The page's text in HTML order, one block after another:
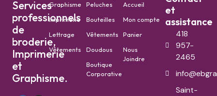
Services
professionnels
de
broderie,
Imprimerie
et
Graphisme.
Graphisme
Imprimerie
Lettrage
Vêtements
Peluches
Bouteilles
Vêtements
Doudous
Boutique
Corporative
Accueil
Mon compte
Panier
Nous
Joindre
et
assistance
418
957-
2465
Saint-